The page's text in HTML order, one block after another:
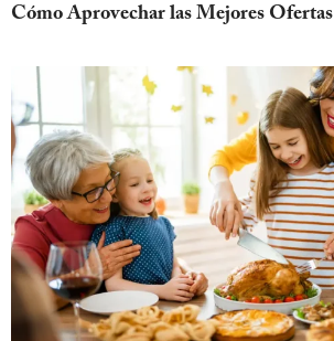
Cómo Aprovechar las Mejores Ofertas